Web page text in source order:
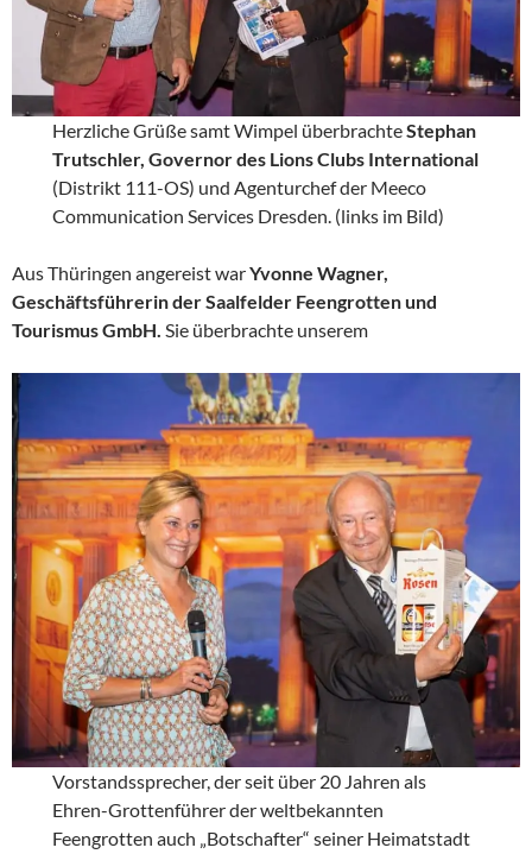
Herzliche Grüße samt Wimpel überbrachteStephan
Trutschler, Governor des Lions Clubs International
(Distrikt 111-OS) und Agenturchef der Meeco
Communication Services Dresden. (links im Bild)
Aus Thüringen angereist warYvonne Wagner,
Geschäftsführerin der Saalfelder Feengrotten und
Tourismus GmbH. Sie überbrachte unserem
Vorstandssprecher, der seit über 20 Jahren als
Ehren-Grottenführer der weltbekannten
Feengrotten auch „Botschafter“ seiner Heimatstadt